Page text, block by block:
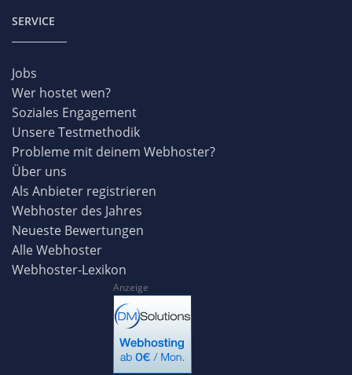
SERVICE
Jobs
Wer hostet wen?
Soziales Engagement
Unsere Testmethodik
Probleme mit deinem Webhoster?
Über uns
Als Anbieter registrieren
Webhoster des Jahres
Neueste Bewertungen
Alle Webhoster
Webhoster-Lexikon
Anzeige